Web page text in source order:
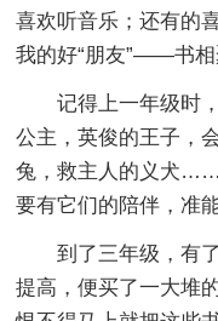
喜欢听音乐；还有的
我的好“朋友”——书相
记得上一年级时
公主，英俊的王子，
兔，救主人的义犬……
要有它们的陪伴，准
到了三年级，有
提高，便买了一大堆